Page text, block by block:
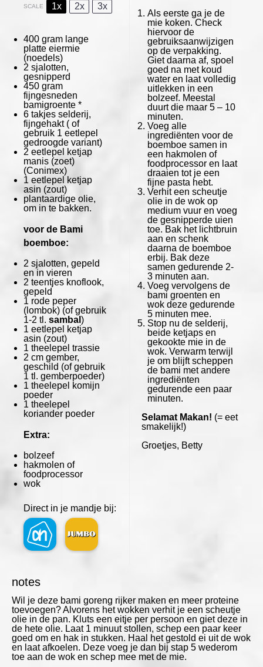
SCALE 1x 2x 3x
400 gram lange
platte eiermie
(noedels)
2 sjalotten,
gesnipperd
450 gram
fijngesneden
bamigroente *
6 takjes selderij,
fijngehakt ( of
gebruik 1 eetlepel
gedroogde variant)
2 eetlepel ketjap
manis (zoet)
(Conimex)
1 eetlepel ketjap
asin (zout)
plantaardige olie,
om in te bakken.
voor de Bami
boemboe:
2 sjalotten, gepeld
en in vieren
2 teentjes knoflook,
gepeld
1 rode peper
(lombok) (of gebruik
1-2 tl. sambal )
1 eetlepel ketjap
asin (zout)
1 theelepel trassie
2 cm gember,
geschild (of gebruik
1 tl. gemberpoeder)
1 theelepel komijn
poeder
1 theelepel
koriander poeder
Extra:
bolzeef
hakmolen of
foodprocessor
wok
Direct in je mandje bij:
Als eerste ga je de
mie koken. Check
hiervoor de
gebruiksaanwijzigen
op de verpakking.
Giet daarna af, spoel
goed na met koud
water en laat volledig
uitlekken in een
bolzeef. Meestal
duurt die maar 5 – 10
minuten.
Voeg alle
ingrediënten voor de
boemboe samen in
een hakmolen of
foodprocessor en laat
draaien tot je een
fijne pasta hebt.
Verhit een scheutje
olie in de wok op
medium vuur en voeg
de gesnipperde uien
toe. Bak het lichtbruin
aan en schenk
daarna de boemboe
erbij. Bak deze
samen gedurende 2-
3 minuten aan.
Voeg vervolgens de
bami groenten en
wok deze gedurende
5 minuten mee.
Stop nu de selderij,
beide ketjaps en
gekookte mie in de
wok. Verwarm terwijl
je om blijft scheppen
de bami met andere
ingrediënten
gedurende een paar
minuten.
Selamat Makan! (= eet
smakelijk!)
Groetjes, Betty
notes
Wil je deze bami goreng rijker maken en meer proteine
toevoegen? Alvorens het wokken verhit je een scheutje
olie in de pan. Kluts een eitje per persoon en giet deze in
de hete olie. Laat 1 minuut stollen, schep een paar keer
goed om en hak in stukken. Haal het gestold ei uit de wok
en laat afkoelen. Deze voeg je dan bij stap 5 wederom
toe aan de wok en schep mee met de mie.